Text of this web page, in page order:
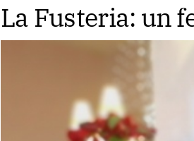
La Fusteria: un